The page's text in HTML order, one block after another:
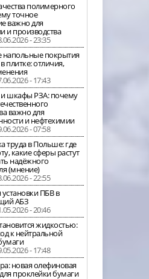
полимерного
точное
важно для
и производства
- 23:35
напольные покрытия
плитке: отличия,
- 17:43
шкафы РЗА: почему
важно для
и нефтехимии
- 07:58
труда в Польше: где
какие сферы растут
надёжного
(мнение)
- 22:55
ПБВ в
АБЗ
- 20:46
жидкостью:
к нейтральной
- 17:48
новая олефиновая
проклейки бумаги